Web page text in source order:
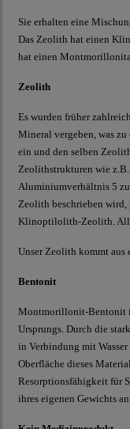
Sie erhalten eine
Das Zeolith hat einen
hat einen
Zeolith
Es wurden früher
Mineral vergeben, was
ein und den selben
Zeolithstrukturen wie z.B.
Aluminiumverhältnis 5
Zeolith beschrieben
Klinoptilolith-Zeolith.
Unser Zeolith kommt aus
Bentonit
Montmorillonit-Bentonit
Ursprungs. Durch die
in Verbindung mit
Oberfläche dieses
Resorptionsfähigkeit für
ihres eigenen Gewichts